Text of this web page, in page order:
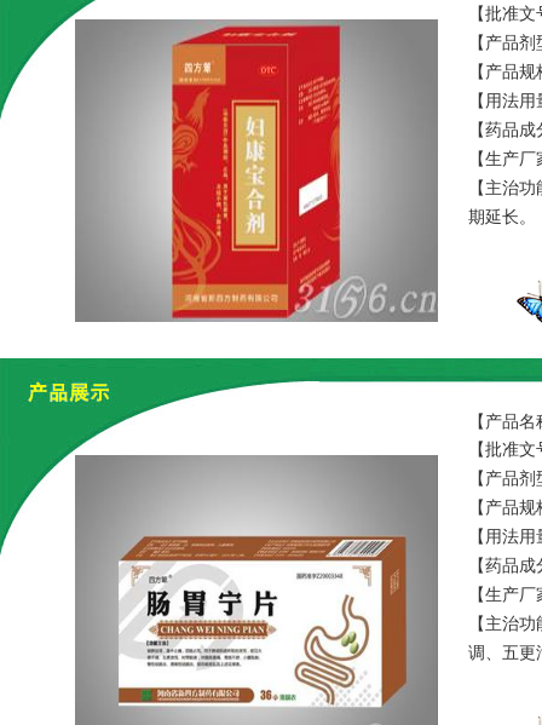
【批准
【产品
【产品
【用法
【药品
【生产
【主治
期延长。
【产品
【批准
【产品
【产品
【用法
【药品
白芍、
【生产
【主治
调、五更